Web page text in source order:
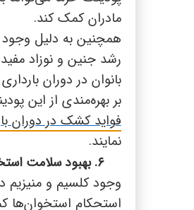
مادران کمک کند.
همچنین به دلیل
رشد جنین و نوزاد
بانوان در دوران
بر بهره‌مندی از این
فواید کشک در دوران
نمایند.
۶. بهبود سلامت استخوان‌ها
وجود کلسیم و منیزیم
استحکام استخوان‌ها